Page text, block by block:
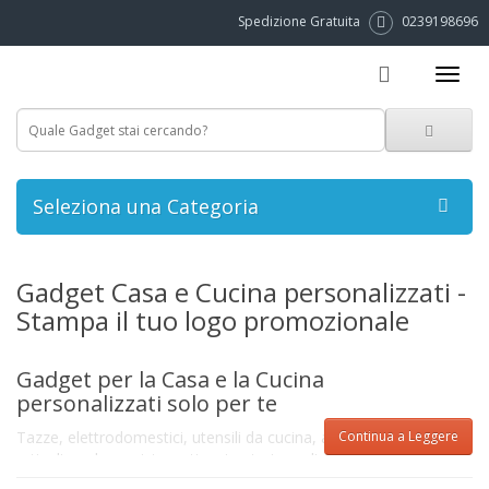
Spedizione Gratuita 0239198696
Seleziona una Categoria
Gadget Casa e Cucina personalizzati -
Stampa il tuo logo promozionale
Gadget per la Casa e la Cucina
personalizzati solo per te
Tazze, elettrodomestici, utensili da cucina, apribottiglie ed
articoli per bar e ristoranti, qui potrai scegliere tra una vasta
Continua a Leggere